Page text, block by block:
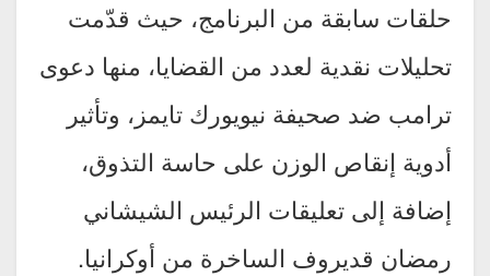
حلقات سابقة من البرنامج، حيث قدّمت
تحليلات نقدية لعدد من القضايا، منها دعوى
ترامب ضد صحيفة نيويورك تايمز، وتأثير
أدوية إنقاص الوزن على حاسة التذوق،
إضافة إلى تعليقات الرئيس الشيشاني
رمضان قديروف الساخرة من أوكرانيا.